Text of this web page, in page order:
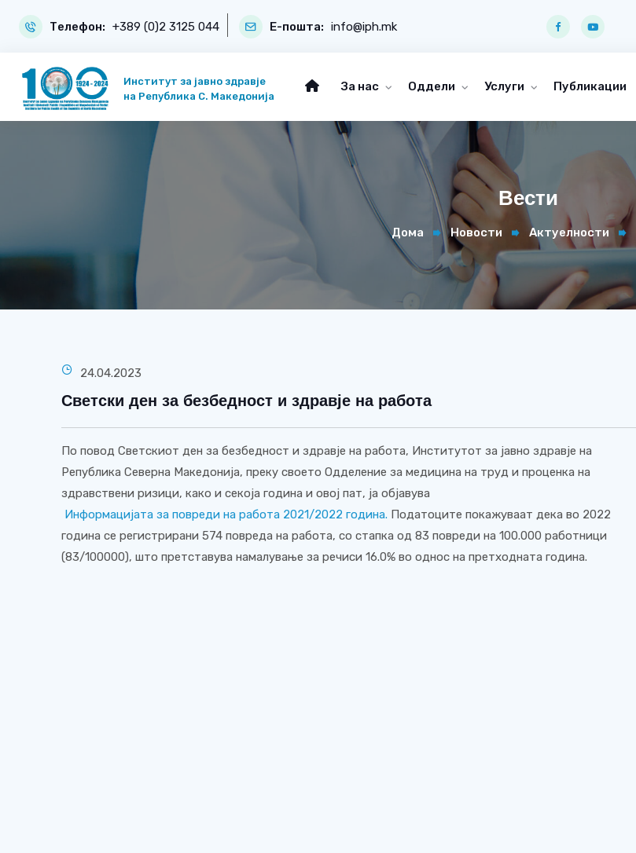
Телефон: +389 (0)2 3125 044 Е-пошта: info@iph.mk
Институт за јавно здравје
на Република С. Македонија
За нас Оддели Услуги Публикации
Вести
Дома Новости Актуелности
24.04.2023
Светски ден за безбедност и здравје на работа
По повод Светскиот ден за безбедност и здравје на работа, Институтот за јавно здравје на
Република Северна Македонија, преку своето Одделение за медицина на труд и проценка на
здравствени ризици, како и секоја година и овој пат, ја објавува
Информацијата за повреди на работа 2021/2022 година. Податоците покажуваат дека во 2022
година се регистрирани 574 повреда на работа, со стапка од 83 повреди на 100.000 работници
(83/100000), што претставува намалување за речиси 16.0% во однос на претходната година.